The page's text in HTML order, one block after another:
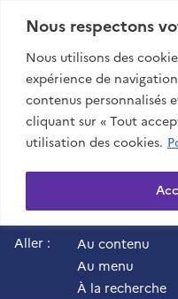
Nous respectons
Nous utilisons des
expérience de
contenus personnalisés
cliquant sur « Tout
utilisation des cookies.
Aller :
Au contenu
Au menu
À la recherche